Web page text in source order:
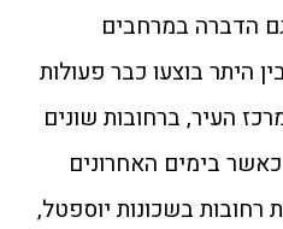
הדברה במרחבים
היתר בוצעו כבר פעולות
העיר, ברחובות שונים
בשכונות הירוקות 60 ו-80 כאשר בימים האחרונים
בשכונות יוספטל,